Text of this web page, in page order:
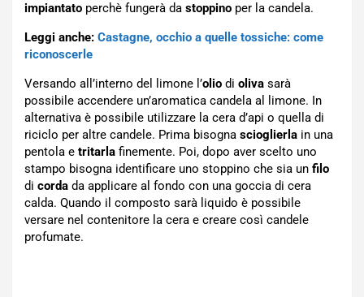
impiantato perchè fungerà da stoppino per la candela.
Leggi anche: Castagne, occhio a quelle tossiche: come
riconoscerle
Versando all’interno del limone l’olio di oliva sarà
possibile accendere un’aromatica candela al limone. In
alternativa è possibile utilizzare la cera d’api o quella di
riciclo per altre candele. Prima bisogna scioglierla in una
pentola e tritarla finemente. Poi, dopo aver scelto uno
stampo bisogna identificare uno stoppino che sia un filo
di corda da applicare al fondo con una goccia di cera
calda. Quando il composto sarà liquido è possibile
versare nel contenitore la cera e creare così candele
profumate.